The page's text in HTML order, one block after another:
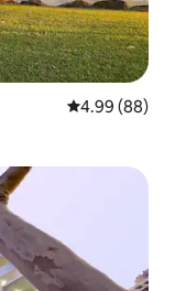
Calificación
4.99 (88)